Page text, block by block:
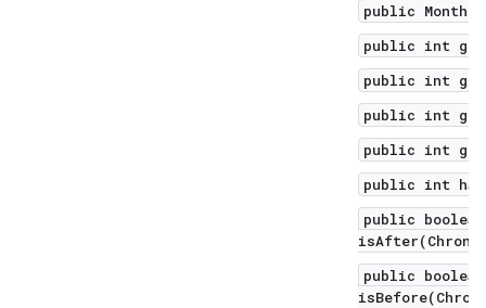
public Month
public int
public int
public int
public int
public int
public boolean
public boolean